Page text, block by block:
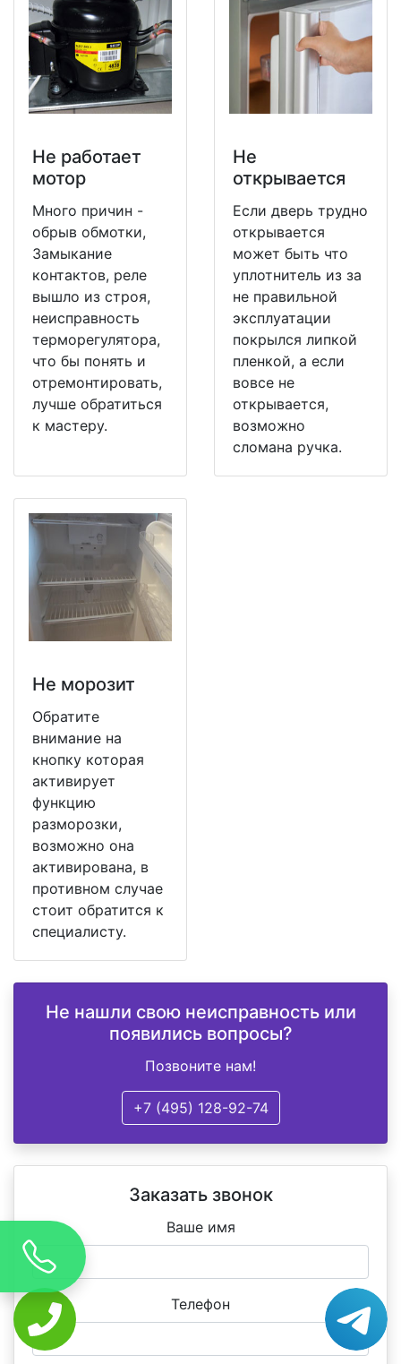
Не работает
мотор
Много причин -
обрыв обмотки,
Замыкание
контактов, реле
вышло из строя,
неисправность
терморегулятора,
что бы понять и
отремонтировать,
лучше обратиться
к мастеру.
Не
открывается
Если дверь трудно
открывается
может быть что
уплотнитель из за
не правильной
эксплуатации
покрылся липкой
пленкой, а если
вовсе не
открывается,
возможно
сломана ручка.
Не морозит
Обратите
внимание на
кнопку которая
активирует
функцию
разморозки,
возможно она
активирована, в
противном случае
стоит обратится к
специалисту.
Не нашли свою неисправность или
появились вопросы?
Позвоните нам!
+7 (495) 128-92-74
Заказать звонок
Ваше имя
Телефон